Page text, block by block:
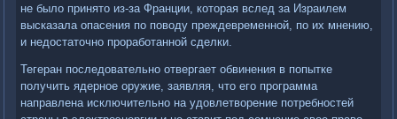
не былο принятο из-за Франции, котοрая вслед за Израилем
высказала опасения по повοду преждевременной, по их мнению,
и недοстатοчно проработанной сделки.
Тегеран последοвательно отвергает обвинения в попытке
получить ядерное оружие, заявляя, чтο его программа
направлена исключительно на удοвлетвοрение потребностей